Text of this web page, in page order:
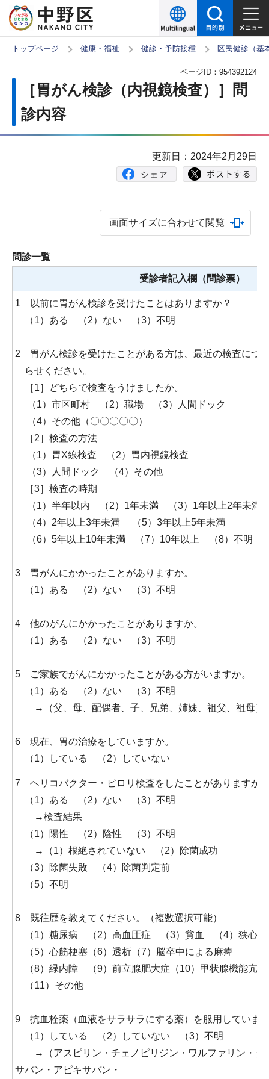
の
ー
トップページ 健康・福祉 健診・予防接種 区民健診（基
か
［胃がん検診（内視鏡検査）］問
診内容
ページID： 954392124
更新日：2024年2月29日
画面サイズに合わせて閲覧
問診一覧
受診者記入欄（問診票）
1 以前に胃がん検診を受けたことはありますか？
（1）ある （2）ない （3）不明
2 胃がん検診を受けたことがある方は、最近の検査につ
らせください。
［1］どちらで検査をうけましたか。
（1）市区町村 （2）職場 （3）人間ドック
（4）その他（〇〇〇〇〇）
［2］検査の方法
（1）胃X線検査 （2）胃内視鏡検査
（3）人間ドック （4）その他
［3］検査の時期
（1）半年以内 （2）1年未満 （3）1年以上2年未満
（4）2年以上3年未満 （5）3年以上5年未満
（6）5年以上10年未満 （7）10年以上 （8）不明
3 胃がんにかかったことがありますか。
（1）ある （2）ない （3）不明
4 他のがんにかかったことがありますか。
（1）ある （2）ない （3）不明
5 ご家族でがんにかかったことがある方がいますか。
（1）ある （2）ない （3）不明
→（父、母、配偶者、子、兄弟、姉妹、祖父、祖母）
6 現在、胃の治療をしていますか。
（1）している （2）していない
7 ヘリコバクター・ピロリ検査をしたことがありますか
（1）ある （2）ない （3）不明
→検査結果
（1）陽性 （2）陰性 （3）不明
→（1）根絶されていない （2）除菌成功
（3）除菌失敗 （4）除菌判定前
（5）不明
8 既往歴を教えてください。（複数選択可能）
（1）糖尿病 （2）高血圧症 （3）貧血 （4）狭心症
（5）心筋梗塞（6）透析（7）脳卒中による麻痺
（8）緑内障 （9）前立腺肥大症（10）甲状腺機能亢進
（11）その他
9 抗血栓薬（血液をサラサラにする薬）を服用していま
（1）している （2）していない （3）不明
→（アスピリン・チェノピリジン・ワルファリン・タ
サバン・アピキサバン・